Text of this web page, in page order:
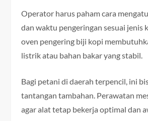
Operator harus paham cara
dan waktu pengeringan sesuai jenis
oven pengering biji kopi
listrik atau bahan bakar yang stabil.
Bagi petani di daerah terpencil, ini
tantangan tambahan. Perawatan
agar alat tetap bekerja optimal dan